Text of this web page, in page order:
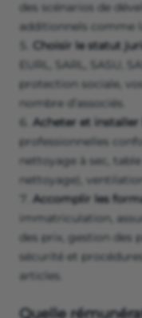
des scénarios de
additionnels comme
Choisir le statut
EURL, SARL, SASU,
protection sociale,
nombre d’associés.
Acheter et installer
professionnelles
nettoyage à sec,
nettoyage),
Accomplir les
immatriculation,
des prix, gestion des
sécurité et
articles.
Quelle